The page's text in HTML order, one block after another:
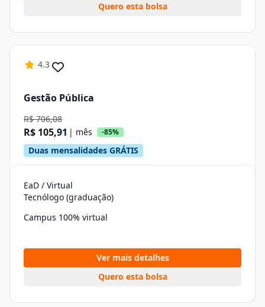
Quero esta bolsa
4.3
Gestão Pública
R$ 706,08
R$ 105,91 | mês -85%
Duas mensalidades GRÁTIS
EaD / Virtual
Tecnólogo (graduação)
Campus 100% virtual
Ver mais detalhes
Quero esta bolsa